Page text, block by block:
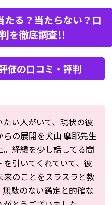
たる？当たらない？口
を徹底調査!!
価の口コミ・評判
たい人がいて、現状の彼
らの展開を犬山 摩耶先生
。経緯を少し話してる間
引いてくれていて、彼
来のことをスラスラと教
無駄のない鑑定と的確な